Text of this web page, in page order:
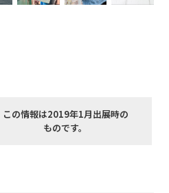
この情報は2019年1月出展時の
ものです。